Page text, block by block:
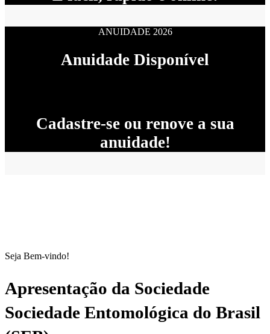
ANUIDADE 2026
Anuidade Disponível
Cadastre-se ou renove a sua
anuidade!
Seja Bem-vindo!
Apresentação da Sociedade
Sociedade Entomológica do Brasil